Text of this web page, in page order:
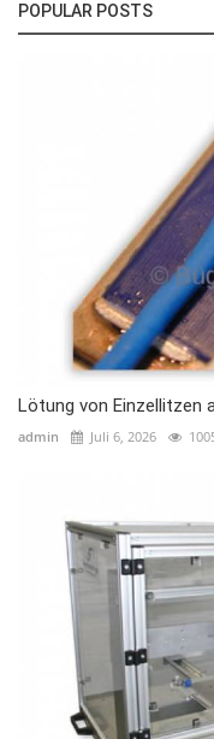
POPULAR POSTS
Lötung von Einzellitzen
admin Juli 6, 2026